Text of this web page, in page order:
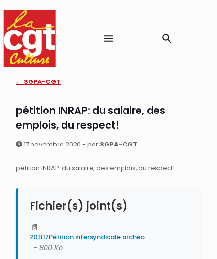
← SGPA-CGT
pétition INRAP: du salaire, des
emplois, du respect!
17 novembre 2020 - par SGPA-CGT
pétition INRAP: du salaire, des emplois, du respect!
Fichier(s) joint(s)
📄
201117Pétition intersyndicale archéo
- 800 Ko